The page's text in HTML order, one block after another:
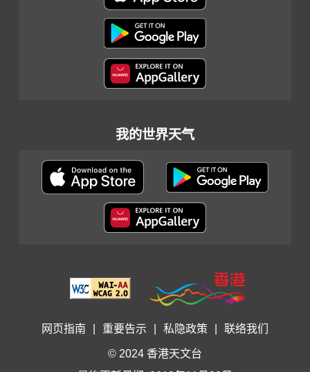
我的世界天气
网页指南 重要告示 私隐政策 联络我们
© 2024 香港天文台